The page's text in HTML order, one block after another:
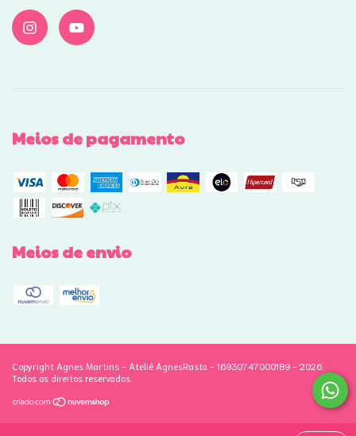
Meios de pagamento
Meios de envio
Copyright Agnes Martins - Ateliê AgnesRasta - 16930747000189 - 2026.
Todos os direitos reservados.